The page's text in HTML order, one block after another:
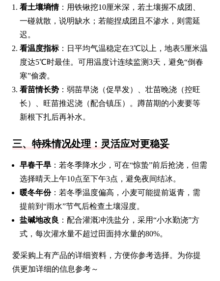
看土壤墒情：用铁锹挖10厘米深，若土壤握不成团、
一碰就散，说明缺水；若能捏成团且不渗水，则需延
迟。
看温度指标：日平均气温稳定在3℃以上，地表5厘米温
度达5℃时最佳。可用温度计连续监测3天，避免“倒春
寒”偷袭。
看苗情长势 ：弱苗早浇（促早发）、壮苗晚浇（控旺
长）、旺苗推迟浇（配合镇压）。蹲苗期的小麦要等
新根下扎后再补水。
三、特殊情况处理：灵活应对更稳妥
早春干旱 ：若冬季降水少，可在“惊蛰”前后抢浇，但需
选择晴天上午10点至下午3点，避免夜间结冰。
暖冬年份：若冬季温度偏高，小麦可能提前返青，需
提前到“雨水”节气后检查土壤湿度。
盐碱地改良 ：配合灌溉冲洗盐分，采用“小水勤浇”方
式，每次灌水量不超过田面持水量的80%。
爱采购上有产品的详细资料，方便你参考选择。为你提
供更加详细的信息参考～